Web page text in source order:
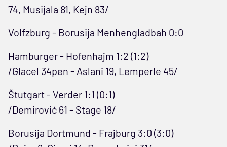
74, Musijala 81, Kejn 83/
Volfzburg - Borusija Menhengladbah 0:0
Hamburger - Hofenhajm 1:2 (1:2)
/Glacel 34pen - Aslani 19, Lemperle 45/
Štutgart - Verder 1:1 (0:1)
/Demirović 61 - Stage 18/
Borusija Dortmund - Frajburg 3:0 (3:0)